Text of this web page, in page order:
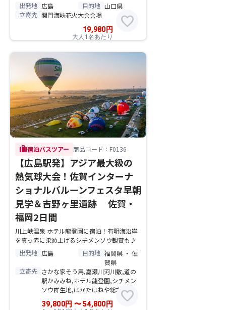
出発地 広島 目的地 山口県
立寄先 関門海峡花火大会会場
19,980 円
大人1名あたり
favorite
trip宿泊バスツアー 商品コード：F0136
【広島駅発】アジア最大級の
熱気球大会！佐賀インターナ
ショナルバルーンフェスタ早朝
見学＆吉野ヶ里遺跡 佐賀・
福岡2日間
川上峡温泉 ホテル龍登園に宿泊！有明海沿岸
を真っ赤に染め上げるシチメンソウ観賞も♪
出発地 広島 目的地 福岡県 ・ 佐
賀県
立寄先 さかな家そう馬,嘉瀬川河川敷,道の
駅かみみね,ホテル龍登園,シチメン
ソウ群生地,はかたはねや総本家
39,800円 〜54,800 円 favorite